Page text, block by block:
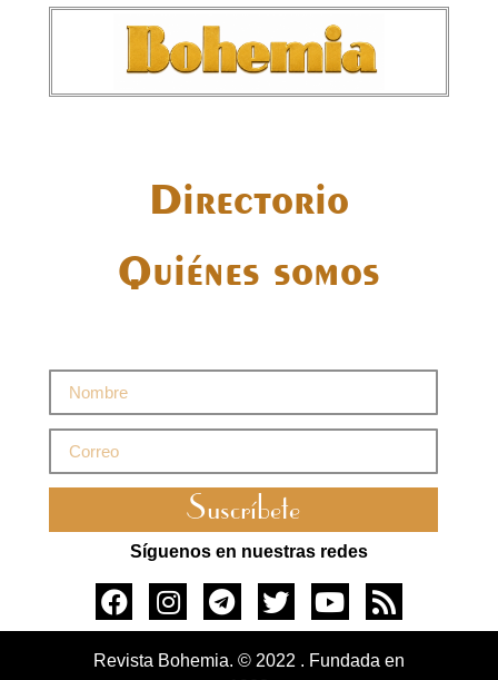
Directorio
Quiénes somos
Suscríbete
Síguenos en nuestras redes
Revista Bohemia. © 2022 . Fundada en